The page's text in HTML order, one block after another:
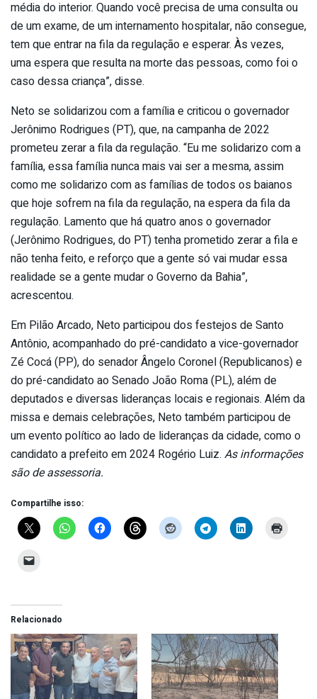
média do interior. Quando você precisa de uma consulta ou
de um exame, de um internamento hospitalar, não consegue,
tem que entrar na fila da regulação e esperar. Às vezes,
uma espera que resulta na morte das pessoas, como foi o
caso dessa criança”, disse.
Neto se solidarizou com a família e criticou o governador
Jerônimo Rodrigues (PT), que, na campanha de 2022
prometeu zerar a fila da regulação. “Eu me solidarizo com a
família, essa família nunca mais vai ser a mesma, assim
como me solidarizo com as famílias de todos os baianos
que hoje sofrem na fila da regulação, na espera da fila da
regulação. Lamento que há quatro anos o governador
(Jerônimo Rodrigues, do PT) tenha prometido zerar a fila e
não tenha feito, e reforço que a gente só vai mudar essa
realidade se a gente mudar o Governo da Bahia”,
acrescentou.
Em Pilão Arcado, Neto participou dos festejos de Santo
Antônio, acompanhado do pré-candidato a vice-governador
Zé Cocá (PP), do senador Ângelo Coronel (Republicanos) e
do pré-candidato ao Senado João Roma (PL), além de
deputados e diversas lideranças locais e regionais. Além da
missa e demais celebrações, Neto também participou de
um evento político ao lado de lideranças da cidade, como o
candidato a prefeito em 2024 Rogério Luiz. As informações
são de assessoria.
Compartilhe isso:
Relacionado